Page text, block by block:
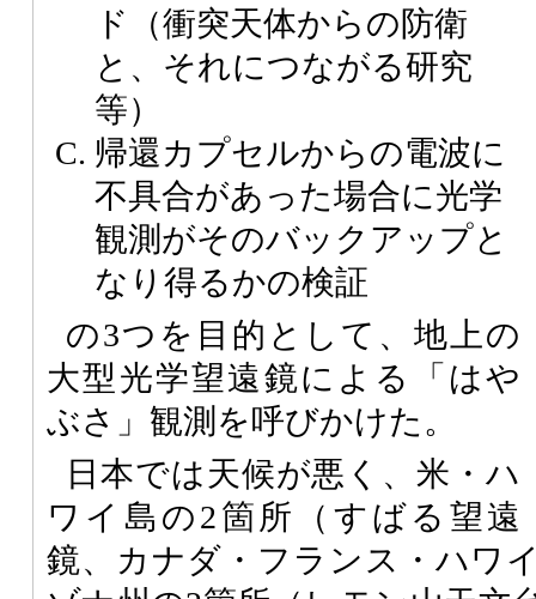
ド（衝突天体からの防衛
と、それにつながる研究
等）
帰還カプセルからの電波に
不具合があった場合に光学
観測がそのバックアップと
なり得るかの検証
の3つを目的として、地上の
大型光学望遠鏡による「はや
ぶさ」観測を呼びかけた。
日本では天候が悪く、米・ハ
ワイ島の2箇所（すばる望遠
鏡、カナダ・フランス・ハワ